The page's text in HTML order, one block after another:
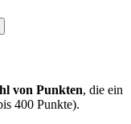
von Punkten, die ein
400 Punkte).